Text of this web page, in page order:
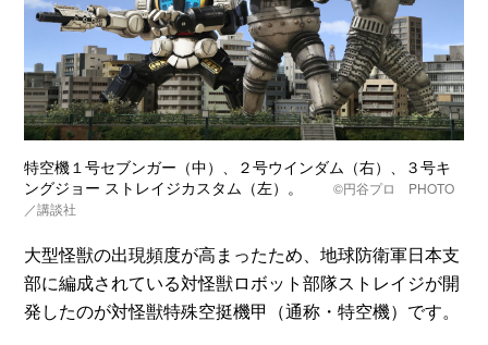
特空機１号セブンガー（中）、２号ウインダム（右）、３号キ
ングジョー ストレイジカスタム（左）。©円谷プロ PHOTO
／講談社
大型怪獣の出現頻度が高まったため、地球防衛軍日本支
部に編成されている対怪獣ロボット部隊ストレイジが開
発したのが対怪獣特殊空挺機甲（通称・特空機）です。